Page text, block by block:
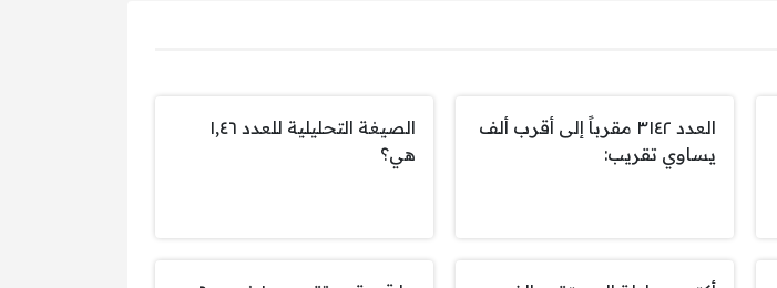
العدد ٣١٤٢ مقرباً إلى أقرب ألف
يساوي تقريب:
الصيغة التحليلية للعدد ١,٤٦
هي؟